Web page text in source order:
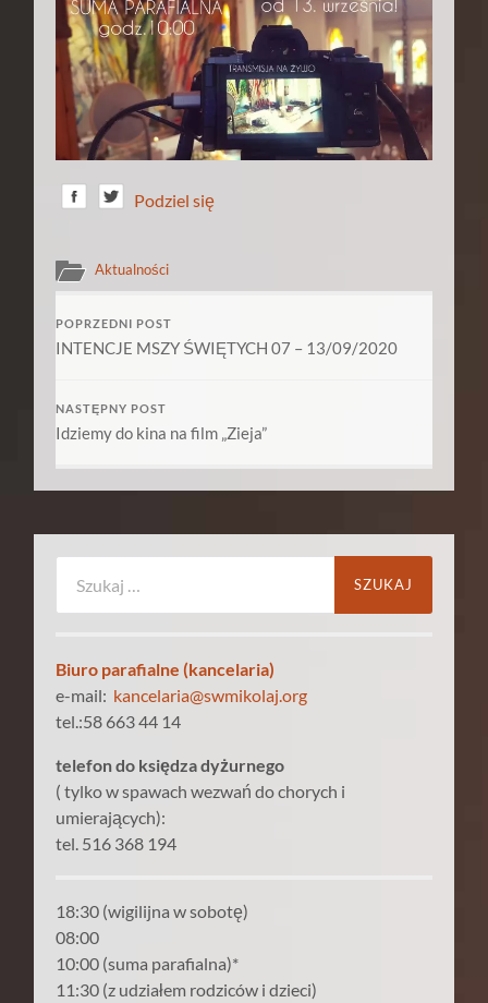
Podziel się
Aktualności
POPRZEDNI POST
INTENCJE MSZY ŚWIĘTYCH 07 – 13/09/2020
NASTĘPNY POST
Idziemy do kina na film „Zieja”
Biuro parafialne (kancelaria)
e-mail: kancelaria@swmikolaj.org
tel.:58 663 44 14
telefon do księdza dyżurnego
( tylko w spawach wezwań do chorych i
umierających):
tel. 516 368 194
18:30 (wigilijna w sobotę)
08:00
10:00 (suma parafialna)*
11:30 (z udziałem rodziców i dzieci)